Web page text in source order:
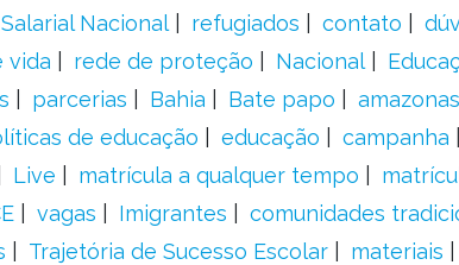
Nacional refugiados contato
vida rede de proteção Nacional
parcerias Bahia Bate papo amazonas
de educação educação campanha
Live matrícula a qualquer tempo
vagas Imigrantes comunidades
Trajetória de Sucesso Escolar materiais